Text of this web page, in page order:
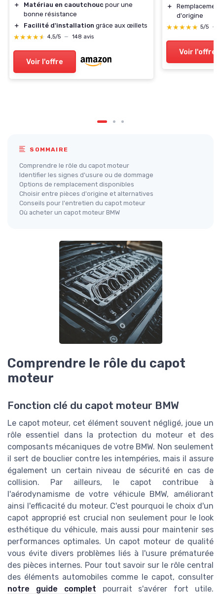
＋
Matériau en caoutchouc pour une
bonne résistance
＋
Facilité d'installation grâce aux œillets
★★★★★
★★★★★ 4,5/5 — 148 avis
Voir l'offre
＋
d'origine
★★★★★
★★★★★ 5/5 —
Voir l'offre
SOMMAIRE
Comprendre le rôle du capot moteur
Identifier les signes d'usure ou de dommage
Options de remplacement disponibles
Choisir entre pièces d'origine et alternatives
Conseils pour l'entretien du capot moteur
Où acheter un capot moteur BMW
Comprendre le rôle du capot
moteur
Fonction clé du capot moteur BMW
Le capot moteur, cet élément souvent négligé, joue un
rôle essentiel dans la protection du moteur et des
composants mécaniques de votre BMW. Non seulement
il sert de bouclier contre les intempéries, mais il assure
également un certain niveau de sécurité en cas de
collision. Par ailleurs, le capot contribue à
l'aérodynamisme de votre véhicule BMW, améliorant
ainsi l'efficacité du moteur. C'est pourquoi le choix d'un
capot approprié est crucial non seulement pour le look
esthétique du véhicule, mais aussi pour maintenir ses
performances optimales. Un capot moteur de qualité
vous évite divers problèmes liés à l'usure prématurée
des pièces internes. Pour tout savoir sur le rôle central
des éléments automobiles comme le capot, consulter
notre guide complet pourrait s'avérer fort utile.